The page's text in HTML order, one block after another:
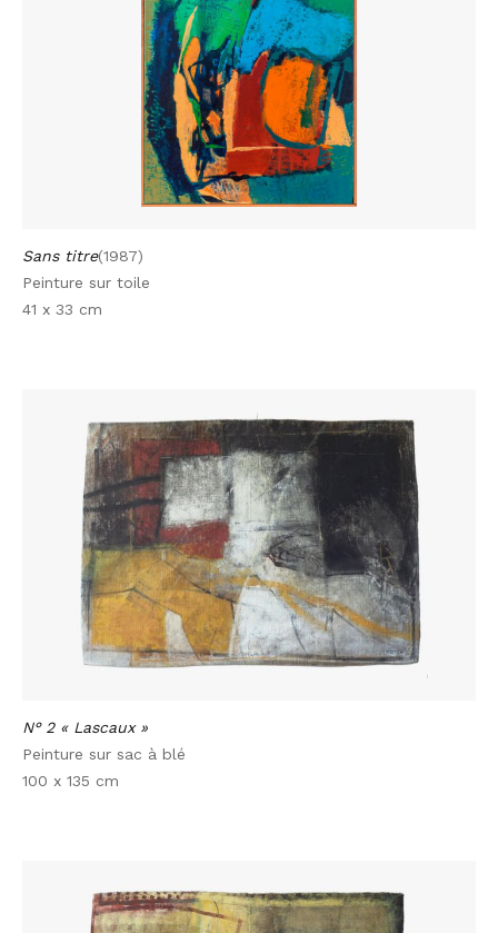
Sans titre(1987)
Peinture sur toile
41 x 33 cm
N° 2 « Lascaux »
Peinture sur sac à blé
100 x 135 cm